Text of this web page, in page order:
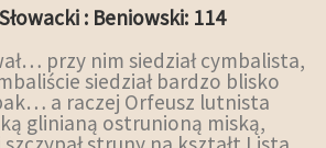
: Beniowski: 114
przy nim siedział cymbalista,
siedział bardzo blisko
a raczej Orfeusz lutnista
glinianą ostrunioną miską,